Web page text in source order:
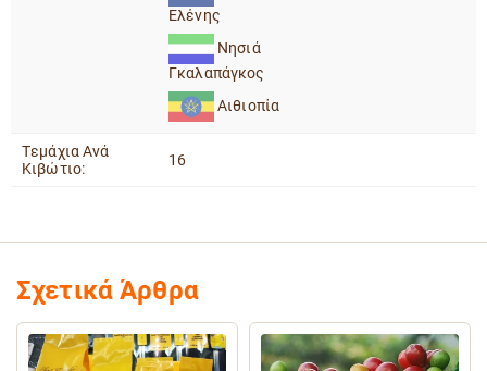
Ελένης
Νησιά
Γκαλαπάγκος
Αιθιοπία
Tεμάχια Ανά
Κιβώτιο:
16
Σχετικά Άρθρα